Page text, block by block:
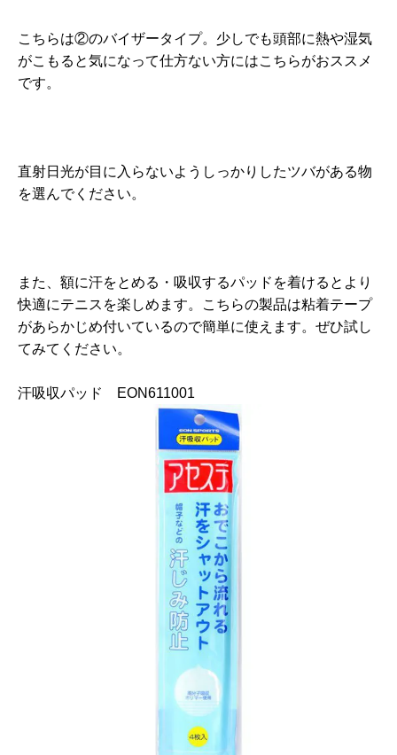
こちらは②のバイザータイプ。少しでも頭部に熱や湿気
がこもると気になって仕方ない方にはこちらがおススメ
です。
直射日光が目に入らないようしっかりしたツバがある物
を選んでください。
また、額に汗をとめる・吸収するパッドを着けるとより
快適にテニスを楽しめます。こちらの製品は粘着テープ
があらかじめ付いているので簡単に使えます。ぜひ試し
てみてください。
汗吸収パッド EON611001